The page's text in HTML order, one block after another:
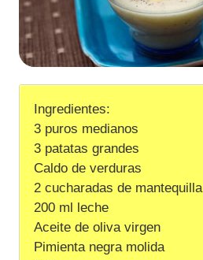
Ingredientes:
3 puros medianos
3 patatas grandes
Caldo de verduras
2 cucharadas de mantequilla
200 ml leche
Aceite de oliva virgen
Pimienta negra molida